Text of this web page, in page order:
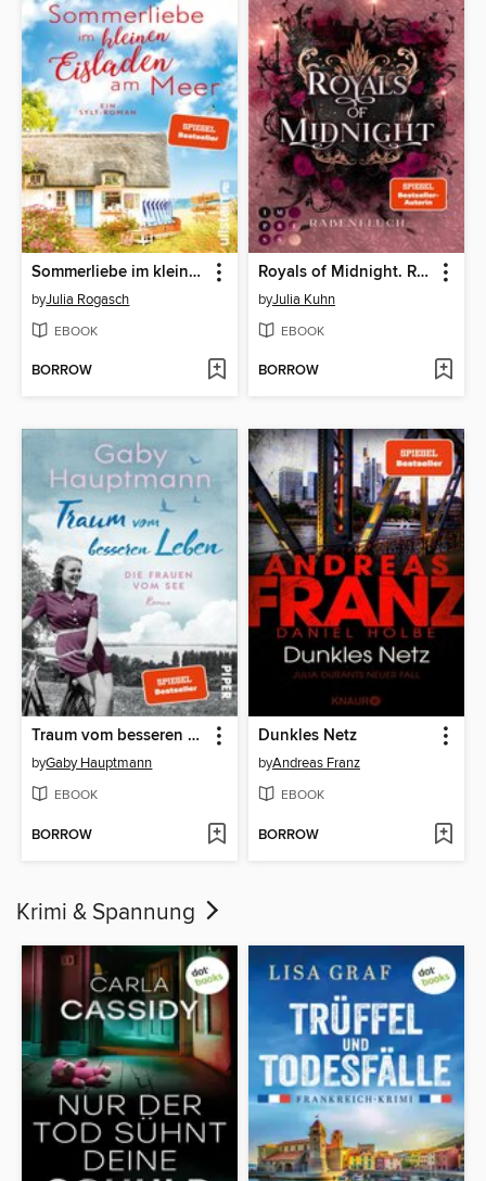
Sommerliebe im kleinen Eisladen am Meer
byJulia Rogasch
EBOOK
BORROW
Royals of Midnight. Rabenfluch (Royal Shadows 2)
byJulia Kuhn
EBOOK
BORROW
Traum vom besseren Leben
byGaby Hauptmann
EBOOK
BORROW
Dunkles Netz
byAndreas Franz
EBOOK
BORROW
Krimi & Spannung